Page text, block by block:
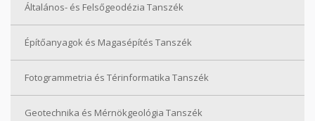
Általános- és Felsőgeodézia Tanszék
Építőanyagok és Magasépítés Tanszék
Fotogrammetria és Térinformatika Tanszék
Geotechnika és Mérnökgeológia Tanszék